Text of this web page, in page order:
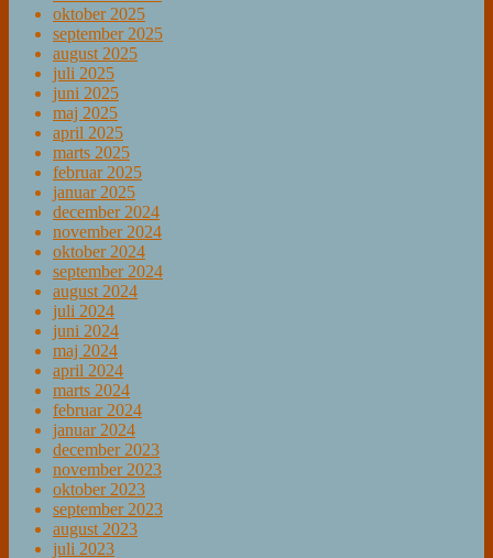
oktober 2025
september 2025
august 2025
juli 2025
juni 2025
maj 2025
april 2025
marts 2025
februar 2025
januar 2025
december 2024
november 2024
oktober 2024
september 2024
august 2024
juli 2024
juni 2024
maj 2024
april 2024
marts 2024
februar 2024
januar 2024
december 2023
november 2023
oktober 2023
september 2023
august 2023
juli 2023